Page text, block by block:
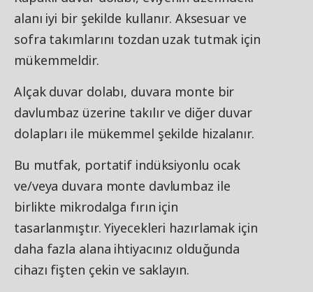
alanı iyi bir şekilde kullanır. Aksesuar ve
sofra takımlarını tozdan uzak tutmak için
mükemmeldir.
Alçak duvar dolabı, duvara monte bir
davlumbaz üzerine takılır ve diğer duvar
dolapları ile mükemmel şekilde hizalanır.
Bu mutfak, portatif indüksiyonlu ocak
ve/veya duvara monte davlumbaz ile
birlikte mikrodalga fırın için
tasarlanmıştır. Yiyecekleri hazırlamak için
daha fazla alana ihtiyacınız olduğunda
cihazı fişten çekin ve saklayın.